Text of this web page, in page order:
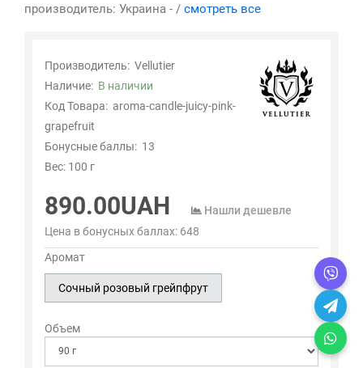
производитель: Украина - / смотреть все
Производитель: Vellutier
Наличие: В наличии
Код Товара: aroma-candle-juicy-pink-
grapefruit
Бонусные баллы: 13
Вес: 100 г
890.00UAH
Нашли дешевле
Цена в бонусных баллах: 648
Аромат
Сочный розовый грейпфрут
Объем